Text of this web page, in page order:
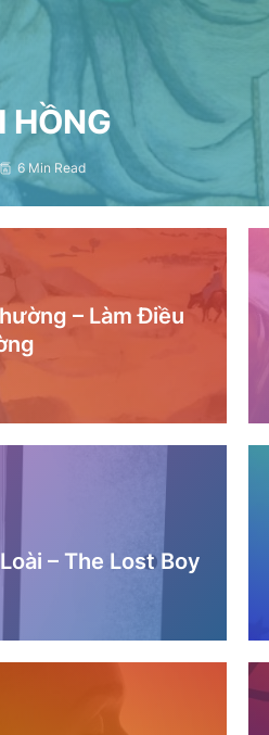
HỒNG
6 Min Read
– Làm Điều
– The Lost Boy